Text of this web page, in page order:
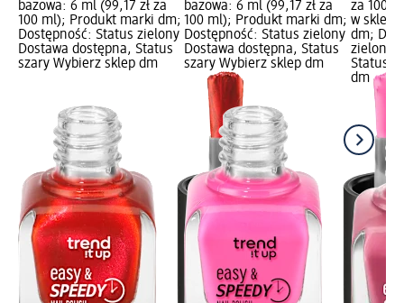
bazowa: 6 ml (99,17 zł za
100 ml); Produkt marki dm;
Dostępność: Status zielony
Dostawa dostępna, Status
szary Wybierz sklep dm
bazowa: 6 ml (99,17 zł za
100 ml); Produkt marki dm;
Dostępność: Status zielony
Dostawa dostępna, Status
szary Wybierz sklep dm
za 100
w
dm;
zielony
Status
dm